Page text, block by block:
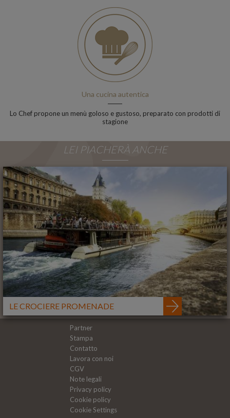
Una cucina autentica
Lo Chef propone un menù goloso e gustoso, preparato con prodotti di
stagione
LEI PIACHERÀ ANCHE
LE CROCIERE PROMENADE
Partner
Stampa
Contatto
Lavora con noi
CGV
Note legali
Privacy policy
Cookie policy
Cookie Settings